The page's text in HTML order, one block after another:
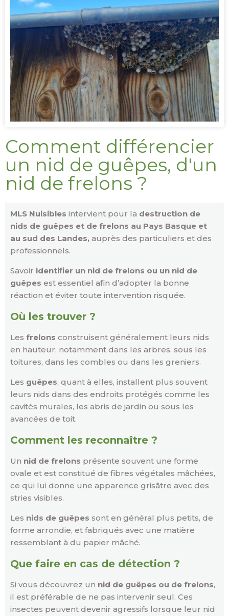
Comment différencier
un nid de guêpes, d'un
nid de frelons ?
MLS Nuisibles intervient pour la destruction de
nids de guêpes et de frelons au Pays Basque et
au sud des Landes, auprès des particuliers et des
professionnels.
Savoir identifier un nid de frelons ou un nid de
guêpes est essentiel afin d’adopter la bonne
réaction et éviter toute intervention risquée.
Où les trouver ?
Les frelons construisent généralement leurs nids
en hauteur, notamment dans les arbres, sous les
toitures, dans les combles ou dans les greniers.
Les guêpes, quant à elles, installent plus souvent
leurs nids dans des endroits protégés comme les
cavités murales, les abris de jardin ou sous les
avancées de toit.
Comment les reconnaître ?
Un nid de frelons présente souvent une forme
ovale et est constitué de fibres végétales mâchées,
ce qui lui donne une apparence grisâtre avec des
stries visibles.
Les nids de guêpes sont en général plus petits, de
forme arrondie, et fabriqués avec une matière
ressemblant à du papier mâché.
Que faire en cas de détection ?
Si vous découvrez un nid de guêpes ou de frelons,
il est préférable de ne pas intervenir seul. Ces
insectes peuvent devenir agressifs lorsque leur nid